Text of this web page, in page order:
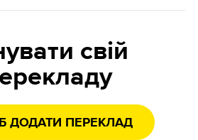
свій
ДОДАТИ ПЕРЕКЛАД